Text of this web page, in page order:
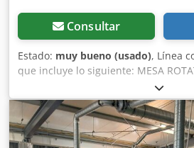
Consultar
Estado: muy bueno (usado), Línea
que incluye lo siguiente: MESA
SECADO, UNIDAD DE PRESECADO,
200 MARCOS DE ALUMINIO. Apta
profesional y la producción a gran
textiles automáticas Sportsman EX
calidad y un valor excepcionales a